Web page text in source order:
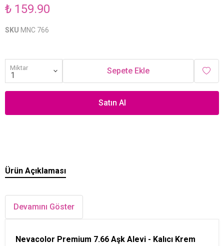
₺ 159.90
SKU MNC 766
Miktar Sepete Ekle
Satın Al
Ürün Açıklaması
Devamını Göster
Nevacolor Premium 7.66 Aşk Alevi - Kalıcı Krem